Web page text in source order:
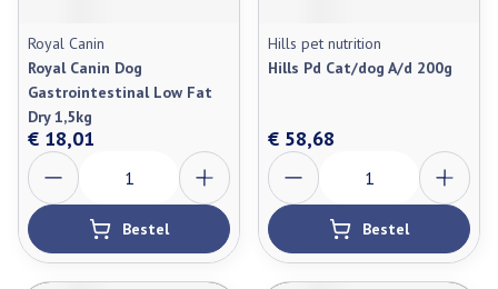
Royal Canin
Royal Canin Dog
Gastrointestinal Low Fat
Dry 1,5kg
€ 18,01
Aantal
Bestel
Hills pet nutrition
Hills Pd Cat/dog A/d 200g
€ 58,68
Aantal
Bestel